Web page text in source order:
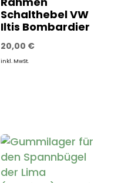
Schalthebel VW
Iltis Bombardier
20,00 €
inkl. MwSt.